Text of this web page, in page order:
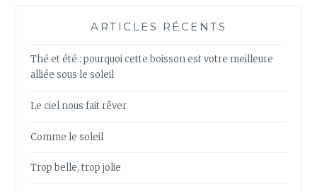
ARTICLES RÉCENTS
Thé et été : pourquoi cette boisson est votre meilleure
alliée sous le soleil
Le ciel nous fait rêver
Comme le soleil
Trop belle, trop jolie